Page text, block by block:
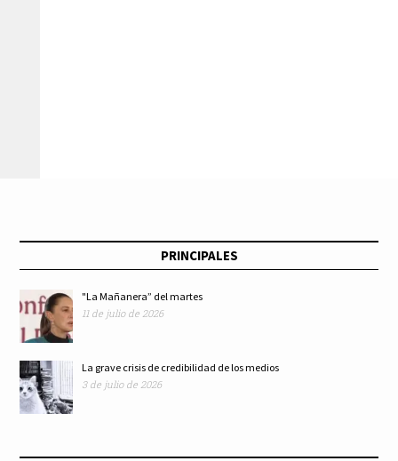
PRINCIPALES
"La Mañanera” del martes
11 de julio de 2026
La grave crisis de credibilidad de los medios
3 de julio de 2026